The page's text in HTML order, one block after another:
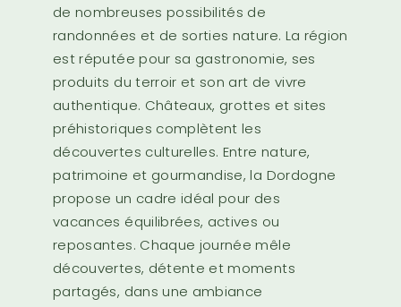
de nombreuses possibilités de
randonnées et de sorties nature. La région
est réputée pour sa gastronomie, ses
produits du terroir et son art de vivre
authentique. Châteaux, grottes et sites
préhistoriques complètent les
découvertes culturelles. Entre nature,
patrimoine et gourmandise, la Dordogne
propose un cadre idéal pour des
vacances équilibrées, actives ou
reposantes. Chaque journée mêle
découvertes, détente et moments
partagés, dans une ambiance